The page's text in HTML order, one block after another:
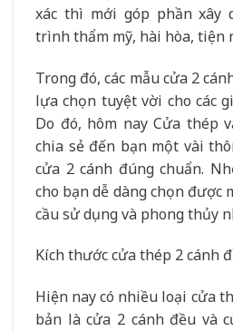
xác thì mới góp phần xây
trình thẩm mỹ, hài hòa, tiện
Trong đó, các mẫu cửa 2
lựa chọn tuyệt vời cho các
Do đó, hôm nay Cửa thép
chia sẻ đến bạn một vài
cửa 2 cánh đúng chuẩn.
cho bạn dễ dàng chọn được
cầu sử dụng và phong thủy
Kích thước cửa thép 2 cánh
Hiện nay có nhiều loại cửa
bản là cửa 2 cánh đều và